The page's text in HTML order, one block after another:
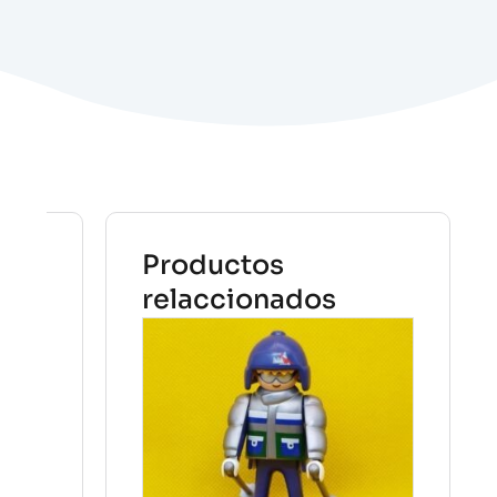
Productos
relaccionados